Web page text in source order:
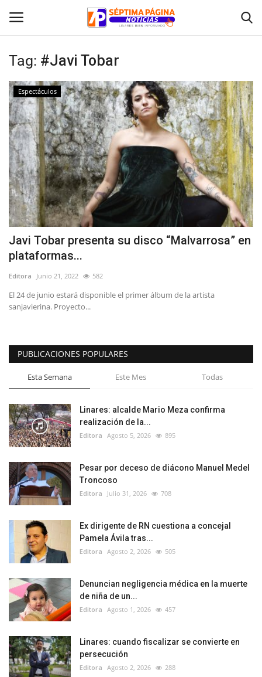
Inicio
Crónica
Policial
Tribunales
Deporte
Política
Espectáculos
Tag: #Javi Tobar
Espectáculos
Javi Tobar presenta su disco “Malvarrosa” en
plataformas...
Editora Junio 21, 2022 582
El 24 de junio estará disponible el primer álbum de la artista
sanjavierina. Proyecto...
PUBLICACIONES POPULARES
Esta Semana Este Mes Todas
Linares: alcalde Mario Meza confirma
realización de la...
Editora Agosto 5, 2026 895
Pesar por deceso de diácono Manuel Medel
Troncoso
Editora Julio 31, 2026 708
Ex dirigente de RN cuestiona a concejal
Pamela Ávila tras...
Editora Agosto 2, 2026 505
Denuncian negligencia médica en la muerte
de niña de un...
Editora Agosto 1, 2026 457
Linares: cuando fiscalizar se convierte en
persecución
Editora Agosto 2, 2026 288